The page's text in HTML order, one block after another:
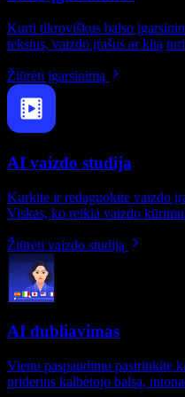
Kurti tikroviškus balso
tekstus, vaizdo įrašus ar kitą
Žiūrėti įgarsinimą
AI vaizdo studija
Kurkite ir redaguokite vaizdo
Viskas, ko reikia vaizdo
Žiūrėti vaizdo studiją
AI dubliavimas
Vienu paspaudimu pasirinkite
priderins kalbėtojo balsą,